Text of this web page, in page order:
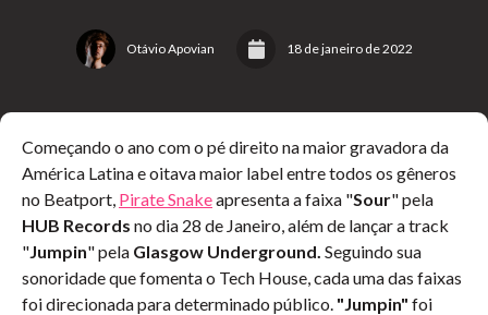
Otávio Apovian 18 de janeiro de 2022
Começando o ano com o pé direito na maior gravadora da
América Latina e oitava maior label entre todos os gêneros
no Beatport, Pirate Snakeapresenta a faixa "Sour" pela
HUB Records no dia 28 de Janeiro, além de lançar a track
"Jumpin" pela Glasgow Underground. Seguindo sua
sonoridade que fomenta o Tech House, cada uma das faixas
foi direcionada para determinado público. "Jumpin" foi